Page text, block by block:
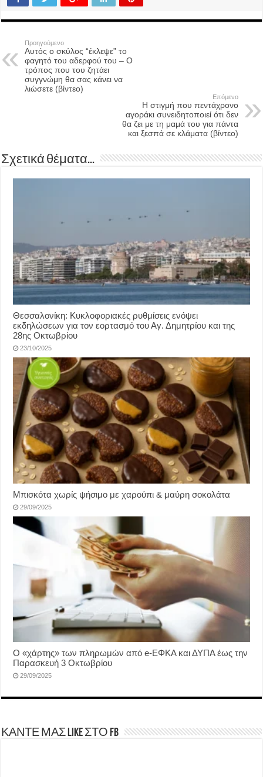
Προηγούμενο
Αυτός ο σκύλος “έκλεψε” το
φαγητό του αδερφού του – Ο
τρόπος που του ζητάει
συγγνώμη θα σας κάνει να
λιώσετε (βίντεο)
Επόμενο
Η στιγμή που πεντάχρονο
αγοράκι συνειδητοποιεί ότι δεν
θα ζει με τη μαμά του για πάντα
και ξεσπά σε κλάματα (βίντεο)
Σχετικά θέματα...
Θεσσαλονίκη: Κυκλοφοριακές ρυθμίσεις ενόψει
εκδηλώσεων για τον εορτασμό του Αγ. Δημητρίου και της
28ης Οκτωβρίου
23/10/2025
Μπισκότα χωρίς ψήσιμο με χαρούπι & μαύρη σοκολάτα
29/09/2025
Ο «χάρτης» των πληρωμών από e-ΕΦΚΑ και ΔΥΠΑ έως την
Παρασκευή 3 Οκτωβρίου
29/09/2025
ΚΑΝΤΕ ΜΑΣ LIKE ΣΤΟ FB